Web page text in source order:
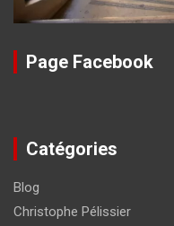
Page Facebook
Catégories
Blog
Christophe Pélissier